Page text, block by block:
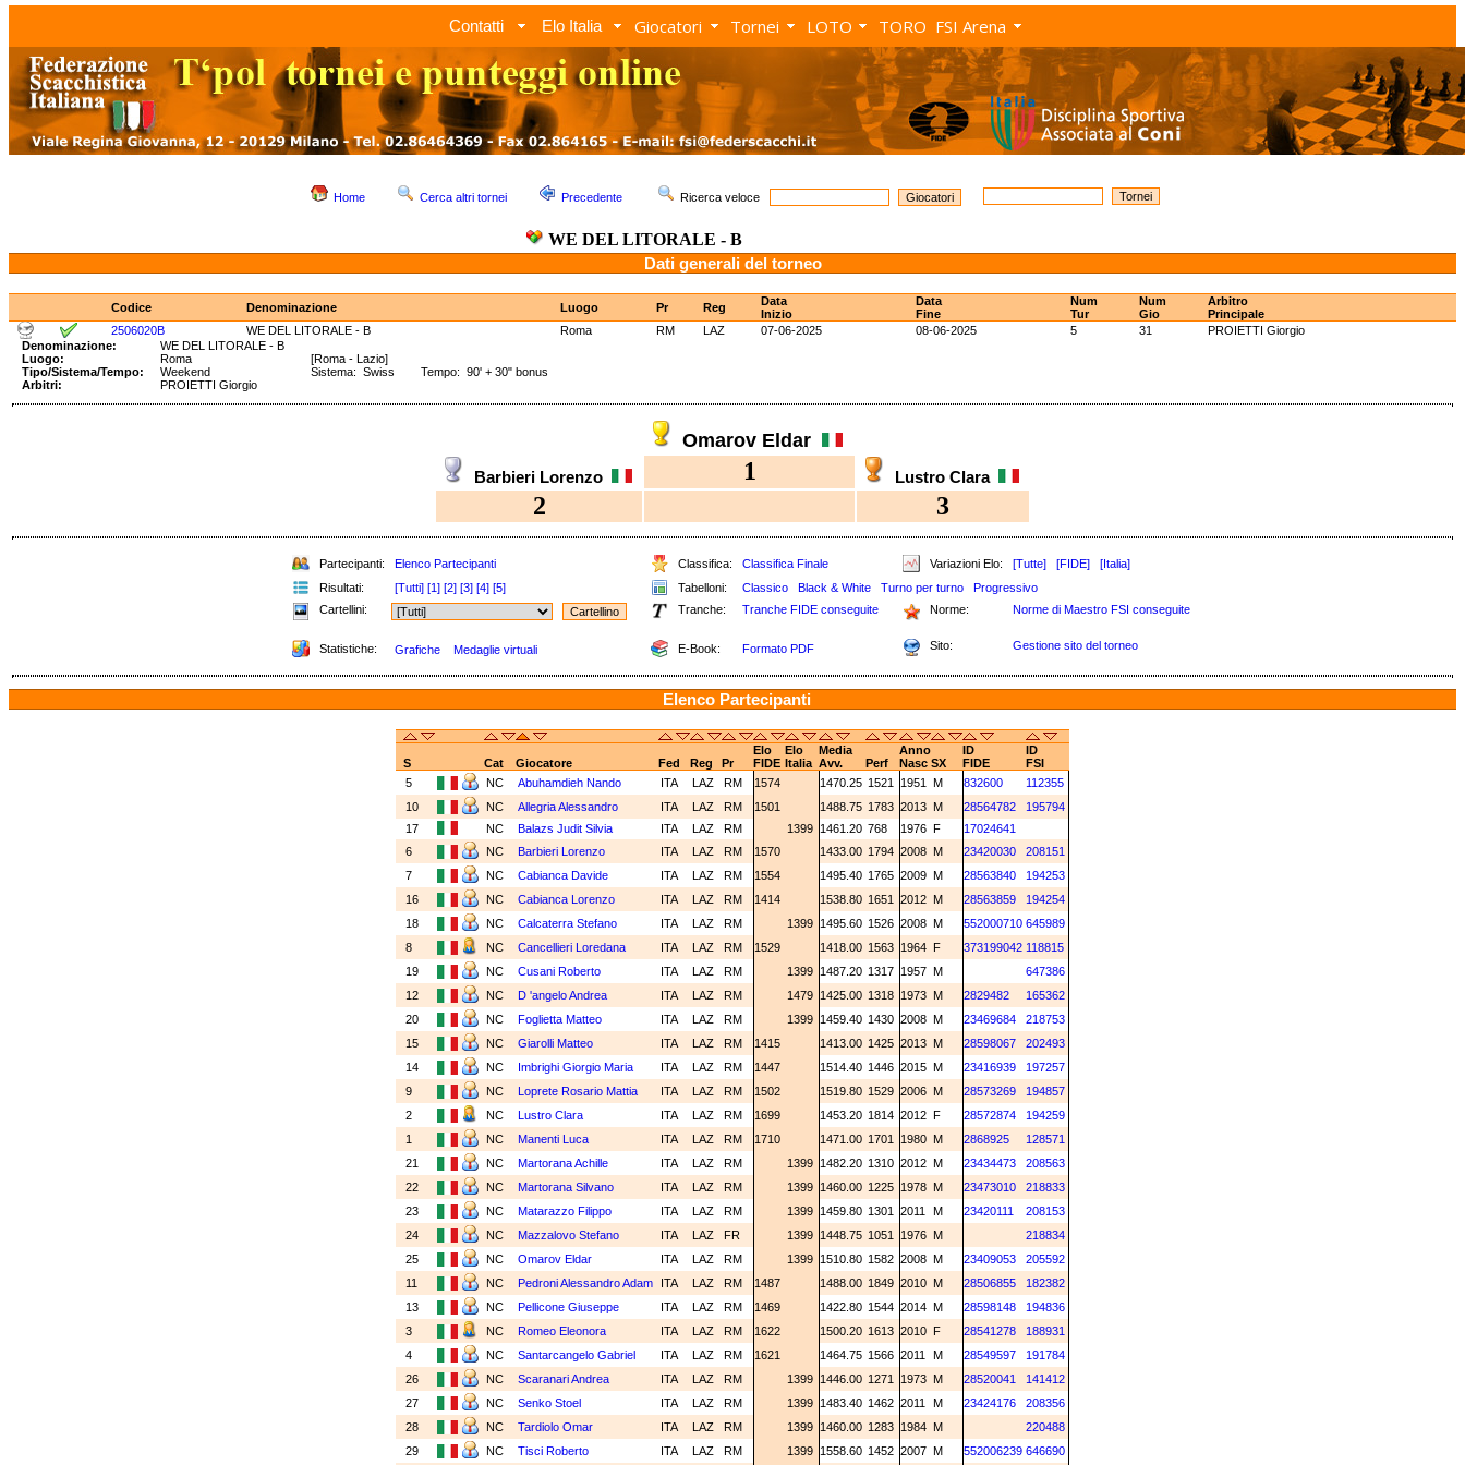
Contatti Elo Italia Giocatori Tornei LOTO TORO FSI Arena
Home Cerca altri tornei Precedente Ricerca veloce
WE DEL LITORALE - B
Dati generali del torneo
Codice Denominazione Luogo Pr Reg
Data
Inizio
Data
Fine
Num
Tur
Num
Gio
Arbitro
Principale
2506020B
WE DEL LITORALE - B Roma RM LAZ 07-06-2025 08-06-2025 5 31
PROIETTI Giorgio
Denominazione:
WE DEL LITORALE - B
Luogo:
Roma
[Roma - Lazio]
Tipo/Sistema/Tempo:
Weekend
Sistema: Swiss Tempo: 90' + 30" bonus
Arbitri:
PROIETTI Giorgio
Omarov Eldar
Barbieri Lorenzo 1 Lustro Clara
2 3
Partecipanti: Elenco Partecipanti Classifica: Classifica Finale Variazioni Elo: [Tutte] [FIDE]
[Italia]
Risultati:
[Tutti] [1] [2] [3] [4] [5] Tabelloni: Classico Black & White Turno per turno
Progressivo
Cartellini:
Tranche: Tranche FIDE conseguite Norme: Norme di Maestro FSI conseguite
Statistiche: Grafiche Medaglie virtuali E-Book: Formato PDF Sito: Gestione sito del torneo
Elenco Partecipanti
Elo Elo Media Anno ID
ID
S
Cat Giocatore Fed Reg Pr FIDE Italia Avv. Perf Nasc SX FIDE
FSI
5
NC Abuhamdieh Nando ITA LAZ RM 1574 1470.25 1521 1951 M 832600
112355
10
NC Allegria Alessandro ITA LAZ RM 1501 1488.75 1783 2013 M 28564782
195794
17
NC Balazs Judit Silvia ITA LAZ RM 1399 1461.20 768 1976 F
17024641
6
NC Barbieri Lorenzo ITA LAZ RM 1570 1433.00 1794 2008 M 23420030
208151
7
NC Cabianca Davide ITA LAZ RM 1554 1495.40 1765 2009 M 28563840
194253
16
NC Cabianca Lorenzo ITA LAZ RM 1414 1538.80 1651 2012 M 28563859
194254
18
NC Calcaterra Stefano ITA LAZ RM 1399 1495.60 1526 2008 M 552000710 645989
8
NC Cancellieri Loredana ITA LAZ RM 1529 1418.00 1563 1964 F 373199042 118815
19
NC Cusani Roberto ITA LAZ RM 1399 1487.20 1317 1957 M
647386
12
NC D 'angelo Andrea ITA LAZ RM 1479 1425.00 1318 1973 M 2829482
165362
20
NC Foglietta Matteo ITA LAZ RM 1399 1459.40 1430 2008 M 23469684
218753
15
NC Giarolli Matteo ITA LAZ RM 1415 1413.00 1425 2013 M 28598067
202493
14
NC Imbrighi Giorgio Maria ITA LAZ RM 1447 1514.40 1446 2015 M 23416939
197257
9
NC Loprete Rosario Mattia ITA LAZ RM 1502 1519.80 1529 2006 M 28573269
194857
2
NC Lustro Clara ITA LAZ RM 1699 1453.20 1814 2012 F 28572874
194259
1
NC Manenti Luca ITA LAZ RM 1710 1471.00 1701 1980 M 2868925
128571
21
NC Martorana Achille ITA LAZ RM 1399 1482.20 1310 2012 M 23434473
208563
22
NC Martorana Silvano ITA LAZ RM 1399 1460.00 1225 1978 M 23473010
218833
23
NC Matarazzo Filippo ITA LAZ RM 1399 1459.80 1301 2011 M 23420111
208153
24
NC Mazzalovo Stefano ITA LAZ FR 1399 1448.75 1051 1976 M
218834
25
NC Omarov Eldar ITA LAZ RM 1399 1510.80 1582 2008 M 23409053
205592
11
NC Pedroni Alessandro Adam ITA LAZ RM 1487 1488.00 1849 2010 M 28506855
182382
13
NC Pellicone Giuseppe ITA LAZ RM 1469 1422.80 1544 2014 M 28598148
194836
3
NC Romeo Eleonora ITA LAZ RM 1622 1500.20 1613 2010 F 28541278
188931
4
NC Santarcangelo Gabriel ITA LAZ RM 1621 1464.75 1566 2011 M 28549597
191784
26
NC Scaranari Andrea ITA LAZ RM 1399 1446.00 1271 1973 M 28520041
141412
27
NC Senko Stoel ITA LAZ RM 1399 1483.40 1462 2011 M 23424176
208356
28
NC Tardiolo Omar ITA LAZ RM 1399 1460.00 1283 1984 M
220488
29
NC Tisci Roberto ITA LAZ RM 1399 1558.60 1452 2007 M 552006239 646690